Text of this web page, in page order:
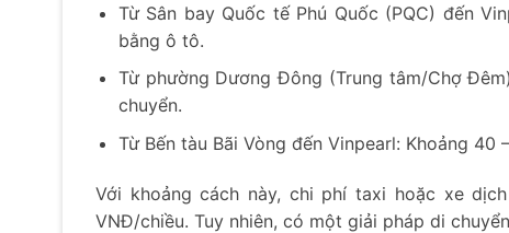
Từ Sân bay Quốc tế Phú Quốc (PQC) đến
bằng ô tô.
Từ phường Dương Đông (Trung tâm/Chợ
chuyển.
Từ Bến tàu Bãi Vòng đến Vinpearl: Khoảng 40
Với khoảng cách này, chi phí taxi hoặc xe
VNĐ/chiều. Tuy nhiên, có một giải pháp di